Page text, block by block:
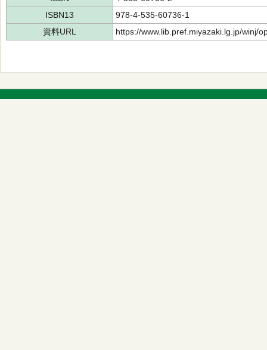
ISBN13
978-4-535-60736-1
資料URL
https://www.lib.pref.miyazaki.lg.jp/winj/